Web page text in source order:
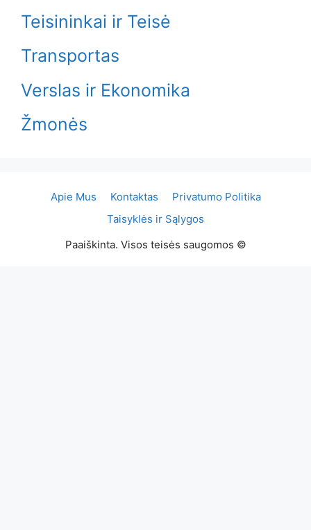
Teisininkai ir Teisė
Transportas
Verslas ir Ekonomika
Žmonės
Apie Mus Kontaktas
Privatumo Politika
Taisyklės ir Sąlygos
Paaiškinta. Visos teisės saugomos ©